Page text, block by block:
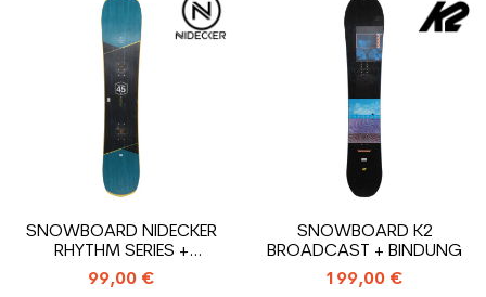
SNOWBOARD NIDECKER
RHYTHM SERIES +
BINDUNG
99,00 €
SNOWBOARD K2
BROADCAST + BINDUNG
199,00 €